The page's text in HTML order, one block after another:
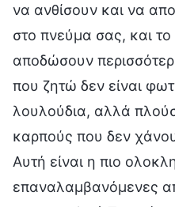
να ανθίσουν και να
στο πνεύμα σας, και
αποδώσουν
που ζητώ δεν είναι
λουλούδια, αλλά
καρπούς που δεν
Αυτή είναι η πιο
επαναλαμβανόμενες